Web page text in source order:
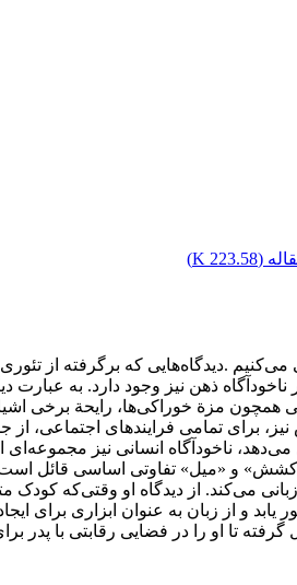
(
223.58 K
)
می‌کنیم .دیدگاه‌هایی که برگرفته
ذهن نیز وجود دارد. به
همچون مزة خوراکی‌ها، رایحة برخی
برای تمامی فرایندهای اجتماعی،
می‌دهد، ناخودآگاه انسانی نیز
و «میل» تفاوتی اساسی قائل
می‌کند. از دیدگاه او وقتی‌که
یابد و از زبان به عنوان ابزاری
تا او را در فضایی رقابتی با پدر